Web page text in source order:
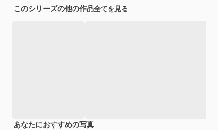
このシリーズの他の作品全てを見る
あなたにおすすめの写真